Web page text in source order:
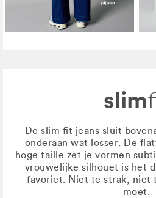
slim
De slim fit jeans sluit
onderaan wat losser. De
hoge taille zet je vormen
vrouwelijke silhouet is het
favoriet. Niet te strak, niet
moet.